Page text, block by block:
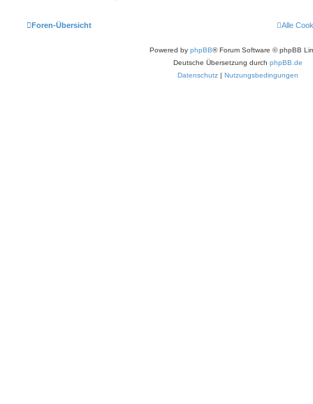
Foren-Übersicht Alle
Powered by phpBB® Forum Software © phpBB
Deutsche Übersetzung durch phpBB.de
Datenschutz | Nutzungsbedingungen